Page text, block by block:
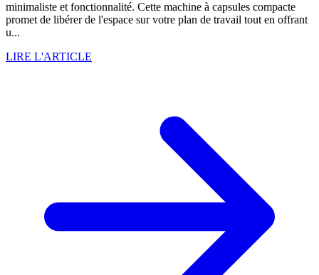
minimaliste et fonctionnalité. Cette machine à capsules compacte
promet de libérer de l'espace sur votre plan de travail tout en offrant
u...
LIRE L'ARTICLE